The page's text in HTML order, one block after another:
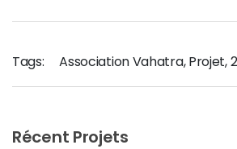
Tags: Association Vahatra,Projet,
Récent Projets